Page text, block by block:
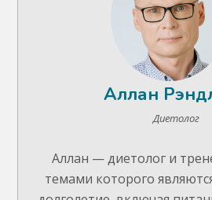
Аллан
Диетолог
Аллан — диетолог и
темами которого